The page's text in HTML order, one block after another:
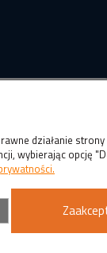
działanie
wybierając opcję